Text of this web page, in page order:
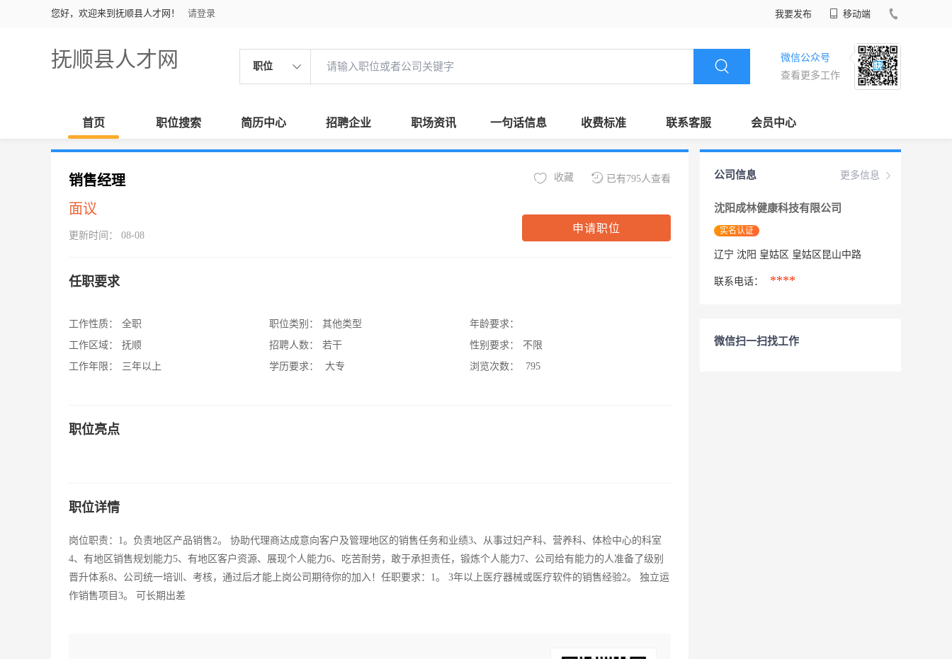
您好，欢迎来到抚顺县人才网！ 请登录 我要发布 移动端
抚顺县人才网 职位
微信公众号
查看更多工作
首页 职位搜索 简历中心 招聘企业 职场资讯 一句话信息 收费标准 联系客服 会员中心
销售经理
面议
更新时间： 08-08
已有795人查看
收藏
申请职位
任职要求
工作性质：
全职
工作区域：
抚顺
工作年限：
三年以上
职位类别：
其他类型
招聘人数：
若干
学历要求：
大专
年龄要求：
性别要求：
不限
浏览次数：
795
职位亮点
职位详情
岗位职责：1。负责地区产品销售2。 协助代理商达成意向客户及管理地区的销售任务和业绩3、从事过妇产科、营养科、体检中心的科室
4、有地区销售规划能力5、有地区客户资源、展现个人能力6、吃苦耐劳，敢于承担责任，锻炼个人能力7、公司给有能力的人准备了级别
晋升体系8、公司统一培训、考核，通过后才能上岗公司期待你的加入！任职要求：1。 3年以上医疗器械或医疗软件的销售经验2。 独立运
作销售项目3。 可长期出差
更多信息
公司信息
沈阳成林健康科技有限公司
实名认证
辽宁 沈阳 皇姑区 皇姑区昆山中路
联系电话： ****
微信扫一扫找工作